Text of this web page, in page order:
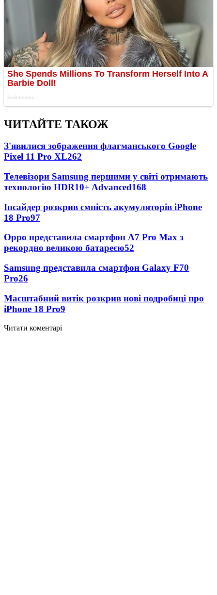
ЧИТАЙТЕ ТАКОЖ
З'явилися зображення флагманського Google
Pixel 11 Pro XL262
Телевізори Samsung першими у світі отримають
технологію HDR10+ Advanced168
Інсайдер розкрив ємність акумуляторів iPhone
18 Pro97
Oppo представила смартфон A7 Pro Max з
рекордно великою батареєю52
Samsung представила смартфон Galaxy F70
Pro26
Масштабний витік розкрив нові подробиці про
iPhone 18 Pro9
Читати коментарі